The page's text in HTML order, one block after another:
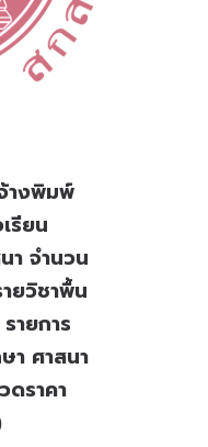
างพิมพ์
รียน
า จำนวน
ยวิชาพื้น
ายการ
า ศาสนา
ราคา